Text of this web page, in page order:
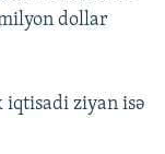
dollar
ziyan isə